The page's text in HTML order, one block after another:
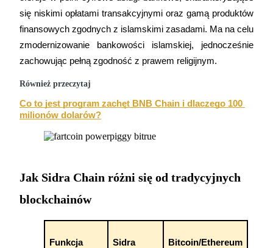
Pożyczki
się niskimi opłatami transakcyjnymi oraz gamą produktów
finansowych zgodnych z islamskimi zasadami. Ma na celu
zmodernizowanie bankowości islamskiej, jednocześnie
zachowując pełną zgodność z prawem religijnym.
Również przeczytaj
Co to jest program zachęt BNB Chain i dlaczego 100
milionów dolarów?
Jak Sidra Chain różni się od tradycyjnych
blockchainów
Funkcja
Sidra
Bitcoin/Ethereum